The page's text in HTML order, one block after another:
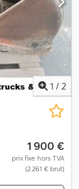
1 / 2
1 900 €
prix fixe hors TVA
(2 261 € brut)